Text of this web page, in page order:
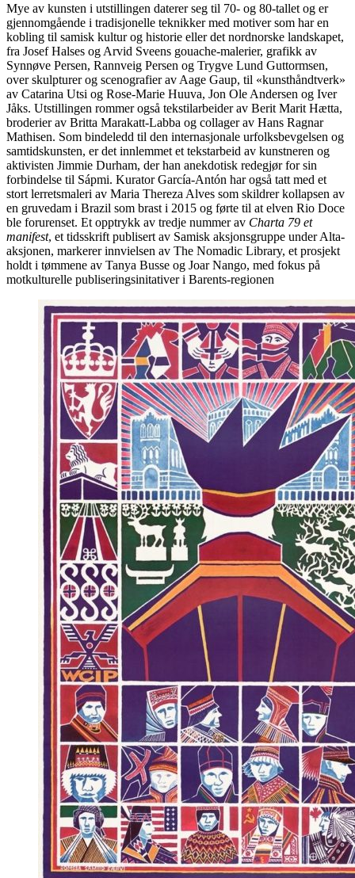
Mye av kunsten i utstillingen daterer seg til 70- og 80-tallet og er
gjennomgående i tradisjonelle teknikker med motiver som har en
kobling til samisk kultur og historie eller det nordnorske landskapet,
fra Josef Halses og Arvid Sveens gouache-malerier, grafikk av
Synnøve Persen, Rannveig Persen og Trygve Lund Guttormsen,
over skulpturer og scenografier av Aage Gaup, til «kunsthåndtverk»
av Catarina Utsi og Rose-Marie Huuva, Jon Ole Andersen og Iver
Jåks. Utstillingen rommer også tekstilarbeider av Berit Marit Hætta,
broderier av Britta Marakatt-Labba og collager av Hans Ragnar
Mathisen. Som bindeledd til den internasjonale urfolksbevgelsen og
samtidskunsten, er det innlemmet et tekstarbeid av kunstneren og
aktivisten Jimmie Durham, der han anekdotisk redegjør for sin
forbindelse til Sápmi. Kurator García-Antón har også tatt med et
stort lerretsmaleri av Maria Thereza Alves som skildrer kollapsen av
en gruvedam i Brazil som brast i 2015 og førte til at elven Rio Doce
ble forurenset. Et opptrykk av tredje nummer av Charta 79 et
manifest, et tidsskrift publisert av Samisk aksjonsgruppe under Alta-
aksjonen, markerer innvielsen av The Nomadic Library, et prosjekt
holdt i tømmene av Tanya Busse og Joar Nango, med fokus på
motkulturelle publiseringsinitativer i Barents-regionen